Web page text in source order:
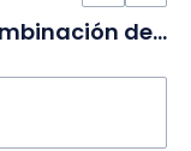
Lección de construcción y combinación de oraciones en Diapositivas